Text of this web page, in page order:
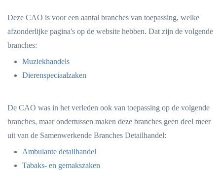
Deze CAO is voor een aantal branches van toepassing, welke
afzonderlijke pagina's op de website hebben. Dat zijn de volgende
branches:
Muziekhandels
Dierenspeciaalzaken
De CAO was in het verleden ook van toepassing op de volgende
branches, maar ondertussen maken deze branches geen deel meer
uit van de Samenwerkende Branches Detailhandel:
Ambulante detailhandel
Tabaks- en gemakszaken